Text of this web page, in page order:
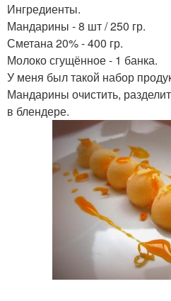
Ингредиенты.
Мандарины - 8 шт / 250 гр.
Сметана 20% - 400 гр.
Молоко сгущённое - 1 банка.
У меня был такой набор
Мандарины очистить,
в блендере.